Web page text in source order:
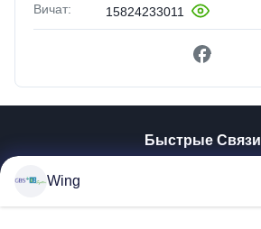
Вичат: 15824233011
Быстрые Связи
Wing